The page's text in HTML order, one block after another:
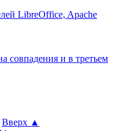
LibreOffice, Apache
совпадения и в третьем
Вверх ▲